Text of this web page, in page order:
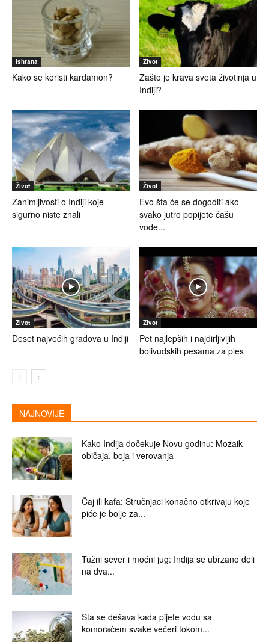
Ishrana
Kako se koristi kardamon?
Život
Zašto je krava sveta životinja u
Indiji?
Život
Zanimljivosti o Indiji koje
sigurno niste znali
Život
Evo šta će se dogoditi ako
svako jutro popijete čašu
vode...
Život
Deset najvećih gradova u Indiji
Život
Pet najlepših i najdirljivijih
bolivudskih pesama za ples
NAJNOVIJE
Kako Indija dočekuje Novu godinu: Mozaik
običaja, boja i verovanja
Čaj ili kafa: Stručnjaci konačno otkrivaju koje
piće je bolje za...
Tužni sever i moćni jug: Indija se ubrzano deli
na dva...
Šta se dešava kada pijete vodu sa
komoračem svake večeri tokom...